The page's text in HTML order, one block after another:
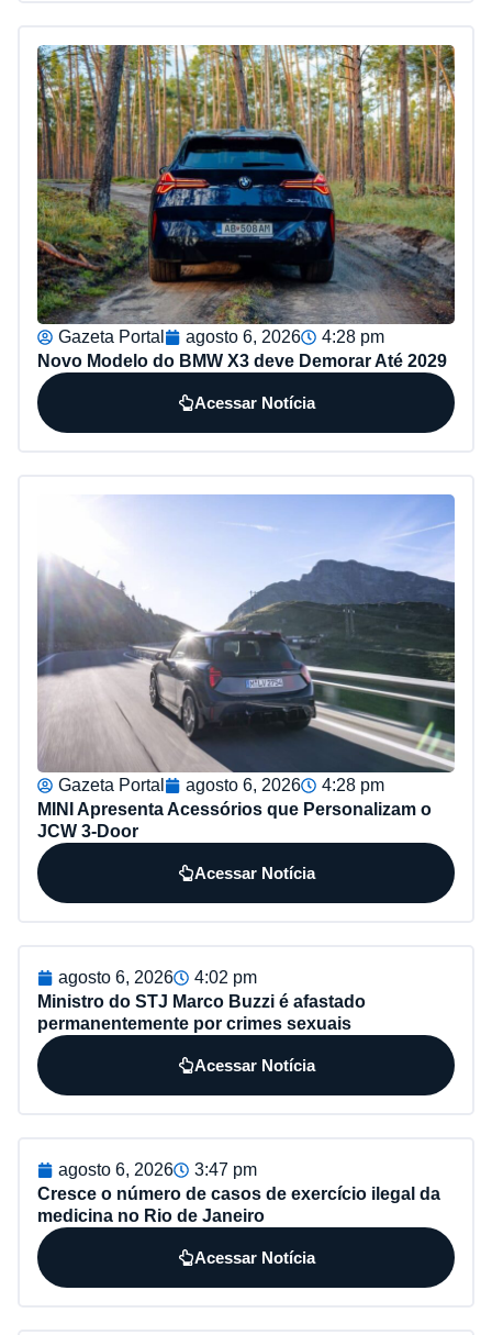
Gazeta Portal agosto 6, 2026
4:28 pm
Novo Modelo do BMW X3 deve Demorar Até 2029
Acessar Notícia
Gazeta Portal agosto 6, 2026
4:28 pm
MINI Apresenta Acessórios que Personalizam o
JCW 3-Door
Acessar Notícia
agosto 6, 2026
4:02 pm
Ministro do STJ Marco Buzzi é afastado
permanentemente por crimes sexuais
Acessar Notícia
agosto 6, 2026
3:47 pm
Cresce o número de casos de exercício ilegal da
medicina no Rio de Janeiro
Acessar Notícia